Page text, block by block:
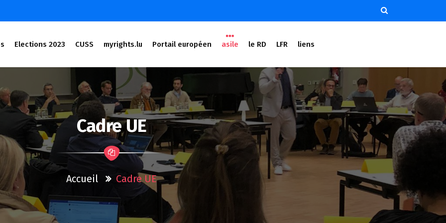
Elections 2023 CUSS myrights.lu Portail européen asile le RD LFR liens
Cadre UE
Accueil Cadre UE